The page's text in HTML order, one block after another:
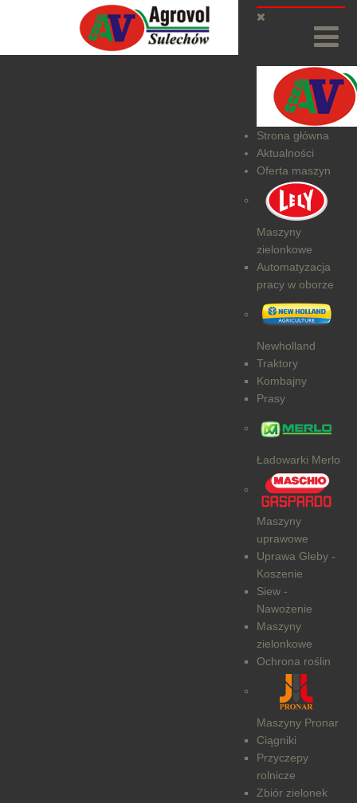
Strona główna
Aktualności
Oferta maszyn
Maszyny
zielonkowe
Automatyzacja
pracy w oborze
Newholland
Traktory
Kombajny
Prasy
Ładowarki Merlo
Maszyny
uprawowe
Uprawa Gleby -
Koszenie
Siew -
Nawożenie
Maszyny
zielonkowe
Ochrona roślin
Maszyny Pronar
Ciągniki
Przyczepy
rolnicze
Zbiór zielonek